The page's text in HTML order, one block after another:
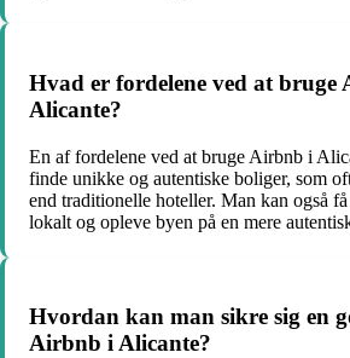
Hvad er fordelene ved at bruge
Alicante?
En af fordelene ved at bruge Airbnb i
finde unikke og autentiske boliger, som
end traditionelle hoteller. Man kan også
lokalt og opleve byen på en mere
Hvordan kan man sikre sig en
Airbnb i Alicante?